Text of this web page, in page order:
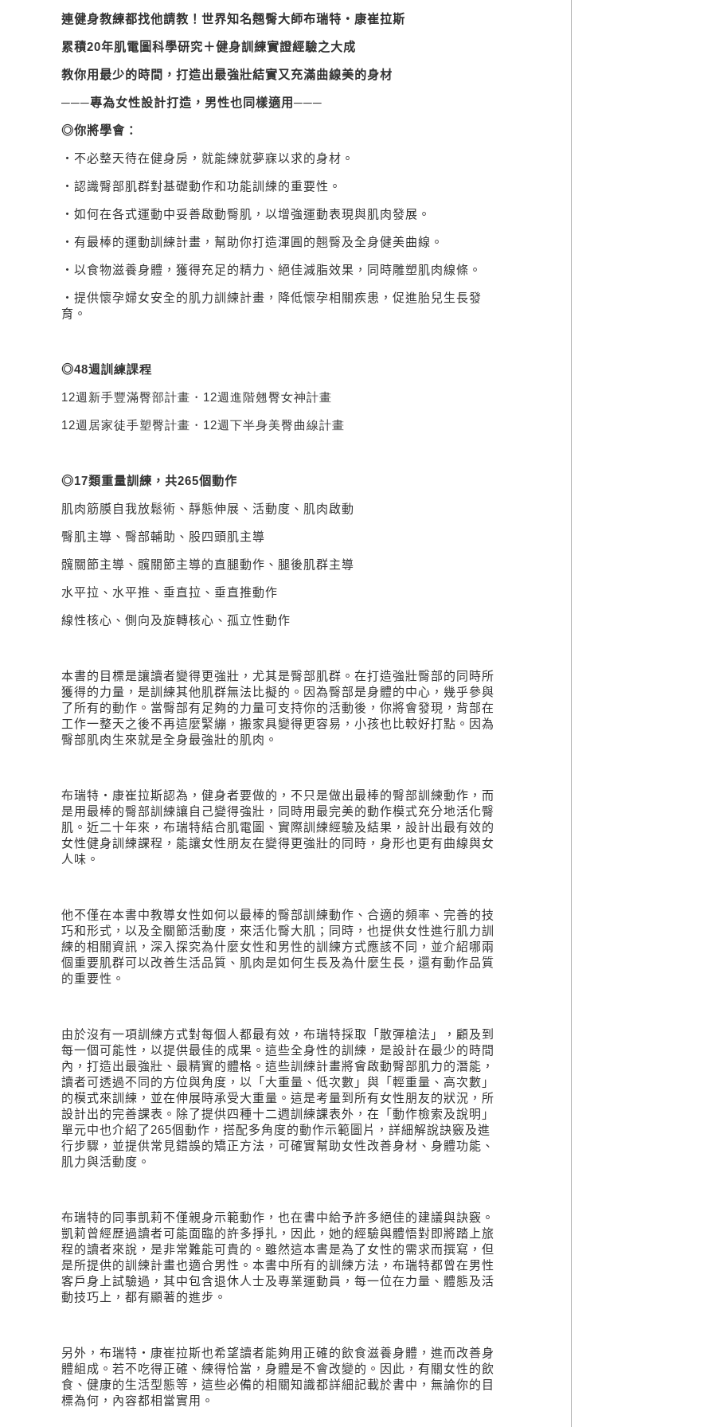
連健身教練都找他請教！世界知名翹臀大師布瑞特 ‧ 康崔拉斯
累積20年肌電圖科學研究＋健身訓練實證經驗之大成
教你用最少的時間，打造出最強壯結實又充滿曲線美的身材
───專為女性設計打造，男性也同樣適用───
◎你將學會：
‧不必整天待在健身房，就能練就夢寐以求的身材。
‧認識臀部肌群對基礎動作和功能訓練的重要性。
‧如何在各式運動中妥善啟動臀肌，以增強運動表現與肌肉發展。
‧有最棒的運動訓練計畫，幫助你打造渾圓的翹臀及全身健美曲線。
‧以食物滋養身體，獲得充足的精力、絕佳減脂效果，同時雕塑肌肉線條。
‧提供懷孕婦女安全的肌力訓練計畫，降低懷孕相關疾患，促進胎兒生長發
育。
◎48週訓練課程
12週新手豐滿臀部計畫・ 12週進階翹臀女神計畫
12週居家徒手塑臀計畫・ 12週下半身美臀曲線計畫
◎17類重量訓練，共265個動作
肌肉筋膜自我放鬆術、靜態伸展、活動度、肌肉啟動
臀肌主導、臀部輔助、股四頭肌主導
髖關節主導、髖關節主導的直腿動作、腿後肌群主導
水平拉、水平推、垂直拉、垂直推動作
線性核心、側向及旋轉核心、孤立性動作
本書的目標是讓讀者變得更強壯，尤其是臀部肌群。在打造強壯臀部的同時所
獲得的力量，是訓練其他肌群無法比擬的。因為臀部是身體的中心，幾乎參與
了所有的動作。當臀部有足夠的力量可支持你的活動後，你將會發現，背部在
工作一整天之後不再這麼緊繃，搬家具變得更容易，小孩也比較好打點。因為
臀部肌肉生來就是全身最強壯的肌肉 。
布瑞特 ‧ 康崔拉斯認為，健身者要做的，不只是做出最棒的臀部訓練動作，而
是用最棒的臀部訓練讓自己變得強壯，同時用最完美的動作模式充分地活化臀
肌。近二十年來，布瑞特結合肌電圖、實際訓練經驗及結果，設計出最有效的
女性健身訓練課程，能讓女性朋友在變得更強壯的同時，身形也更有曲線與女
人味。
他不僅在本書中教導女性如何以最棒的臀部訓練動作、合適的頻率、完善的技
巧和形式，以及全關節活動度，來活化臀大肌；同時，也提供女性進行肌力訓
練的相關資訊，深入探究為什麼女性和男性的訓練方式應該不同，並介紹哪兩
個重要肌群可以改善生活品質、肌肉是如何生長及為什麼生長，還有動作品質
的重要性。
由於沒有一項訓練方式對每個人都最有效，布瑞特採取「散彈槍法」，顧及到
每一個可能性，以提供最佳的成果。這些全身性的訓練，是設計在最少的時間
內，打造出最強壯、最精實的體格。這些訓練計畫將會啟動臀部肌力的潛能，
讀者可透過不同的方位與角度，以「大重量、低次數」與「輕重量、 高次數」
的模式來訓練，並在伸展時承受大重量。這是考量到所有女性朋友的狀況，所
設計出的完善課表。除了提供四種十二週訓練課表外，在「動作檢索及說明」
單元中也介紹了 265個動作，搭配多角度的動作示範圖片，詳細解說訣竅及進
行步驟，並提供常見錯誤的矯正方法，可確實幫助女性改善身材、身體功能、
肌力與活動度。
布瑞特的同事凱莉不僅親身示範動作，也在書中給予許多絕佳的建議與訣竅。
凱莉曾經歷過讀者可能面臨的許多掙扎，因此，她的經驗與體悟對即將踏上旅
程的讀者來說，是非常難能可貴的。 雖然這本書是為了女性的需求而撰寫，但
是所提供的訓練計畫也適合男性。本書中所有的訓練方法，布瑞特都曾在男性
客戶身上試驗過，其中包含退休人士及專業運動員，每一位在力量、體態及活
動技巧上，都有顯著的進步。
另外，布瑞特 ‧ 康崔拉斯也希望讀者能夠用正確的飲食滋養身體，進而改善身
體組成。若不吃得正確、練得恰當，身體是不會改變的。因此，有關女性的飲
食、健康的生活型態等，這些必備的相關知識都詳細記載於書中， 無論你的目
標為何，內容都相當實用。